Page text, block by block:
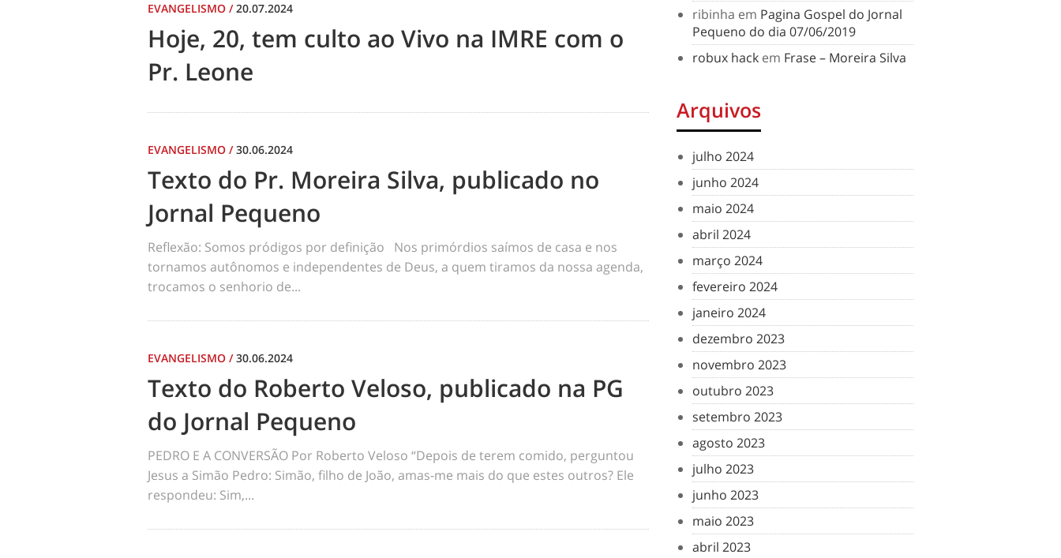
EVANGELISMO /20.07.2024
Hoje, 20, tem culto ao Vivo na IMRE com o
Pr. Leone
EVANGELISMO /30.06.2024
Texto do Pr. Moreira Silva, publicado no
Jornal Pequeno
Reflexão: Somos pródigos por definição Nos primórdios saímos de casa e nos
tornamos autônomos e independentes de Deus, a quem tiramos da nossa agenda,
trocamos o senhorio de...
EVANGELISMO /30.06.2024
Texto do Roberto Veloso, publicado na PG
do Jornal Pequeno
PEDRO E A CONVERSÃO Por Roberto Veloso “Depois de terem comido, perguntou
Jesus a Simão Pedro: Simão, filho de João, amas-me mais do que estes outros? Ele
respondeu: Sim,...
ribinha em Pagina Gospel do Jornal
Pequeno do dia 07/06/2019
robux hack em Frase – Moreira Silva
Arquivos
julho 2024
junho 2024
maio 2024
abril 2024
março 2024
fevereiro 2024
janeiro 2024
dezembro 2023
novembro 2023
outubro 2023
setembro 2023
agosto 2023
julho 2023
junho 2023
maio 2023
abril 2023